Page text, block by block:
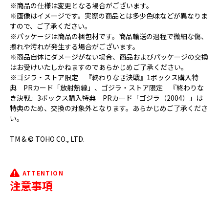
※商品の仕様は変更となる場合がございます。
※画像はイメージです。実際の商品とは多少色味などが異なりま
すので、ご了承ください。
※パッケージは商品の梱包材です。商品輸送の過程で微細な傷、
擦れや汚れが発生する場合がございます。
※商品自体にダメージがない場合、商品およびパッケージの交換
はお受けいたしかねますのであらかじめご了承ください。
※ゴジラ・ストア限定 『終わりなき決戦』1ボックス購入特
典 PRカード「放射熱線」、ゴジラ・ストア限定 『終わりな
き決戦』3ボックス購入特典 PRカード「ゴジラ（2004）」は
特典のため、交換の対象外となります。あらかじめご了承くださ
い。
TM & © TOHO CO., LTD.
ATTENTION
注意事項